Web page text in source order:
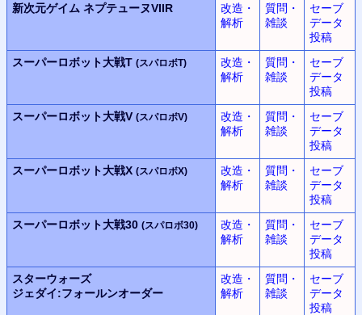
新次元ゲイム ネプテューヌVIIR
改造・
解析
質問・
雑談
セーブ
データ
投稿
スーパーロボット大戦T (スパロボT)
改造・
解析
質問・
雑談
セーブ
データ
投稿
スーパーロボット大戦V (スパロボV)
改造・
解析
質問・
雑談
セーブ
データ
投稿
スーパーロボット大戦X (スパロボX)
改造・
解析
質問・
雑談
セーブ
データ
投稿
スーパーロボット大戦30 (スパロボ30)
改造・
解析
質問・
雑談
セーブ
データ
投稿
スターウォーズ
ジェダイ:フォールンオーダー
改造・
解析
質問・
雑談
セーブ
データ
投稿